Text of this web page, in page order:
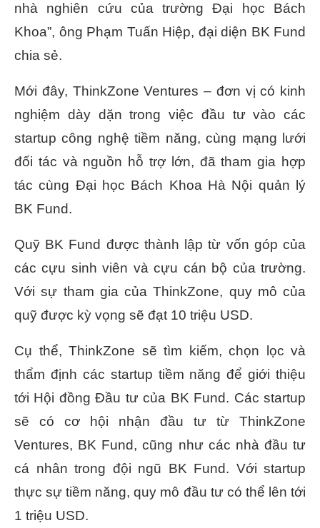
nhà nghiên cứu của trường Đại học Bách
Khoa”, ông Phạm Tuấn Hiệp, đại diện BK Fund
chia sẻ.
Mới đây, ThinkZone Ventures – đơn vị có kinh
nghiệm dày dặn trong việc đầu tư vào các
startup công nghệ tiềm năng, cùng mạng lưới
đối tác và nguồn hỗ trợ lớn, đã tham gia hợp
tác cùng Đại học Bách Khoa Hà Nội quản lý
BK Fund.
Quỹ BK Fund được thành lập từ vốn góp của
các cựu sinh viên và cựu cán bộ của trường.
Với sự tham gia của ThinkZone, quy mô của
quỹ được kỳ vọng sẽ đạt 10 triệu USD.
Cụ thể, ThinkZone sẽ tìm kiếm, chọn lọc và
thẩm định các startup tiềm năng để giới thiệu
tới Hội đồng Đầu tư của BK Fund. Các startup
sẽ có cơ hội nhận đầu tư từ ThinkZone
Ventures, BK Fund, cũng như các nhà đầu tư
cá nhân trong đội ngũ BK Fund. Với startup
thực sự tiềm năng, quy mô đầu tư có thể lên tới
1 triệu USD.